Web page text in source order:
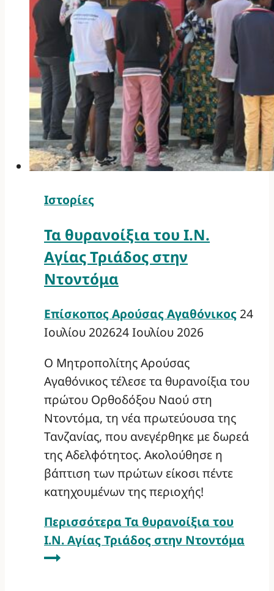
Ιστορίες
Τα θυρανοίξια του Ι.Ν.
Αγίας Τριάδος στην
Ντοντόμα
Επίσκοπος Αρούσας Αγαθόνικος 24
Ιουλίου 202624 Ιουλίου 2026
Ο Μητροπολίτης Αρούσας
Αγαθόνικος τέλεσε τα θυρανοίξια του
πρώτου Ορθοδόξου Ναού στη
Ντοντόμα, τη νέα πρωτεύουσα της
Τανζανίας, που ανεγέρθηκε με δωρεά
της Αδελφότητος. Ακολούθησε η
βάπτιση των πρώτων είκοσι πέντε
κατηχουμένων της περιοχής!
Περισσότερα Τα θυρανοίξια του
Ι.Ν. Αγίας Τριάδος στην Ντοντόμα